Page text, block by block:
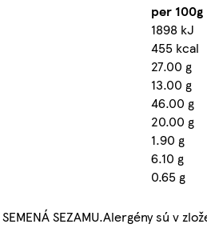
per 100g
1898 kJ
455 kcal
27.00 g
13.00 g
46.00 g
20.00 g
1.90 g
6.10 g
0.65 g
SEMENÁ SEZAMU.Alergény sú v